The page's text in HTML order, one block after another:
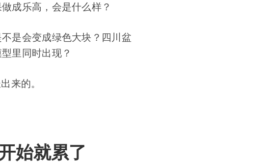
成乐高，会是什么样？
是会变成绿色大块？四川盆
里同时出现？
来的。
始就累了